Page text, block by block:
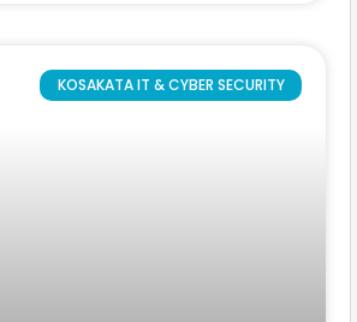
KOSAKATA IT & CYBER SECURITY